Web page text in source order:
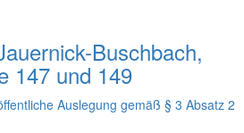
Buschbach,
147 und 149
Auslegung gemäß § 3 Absatz 2